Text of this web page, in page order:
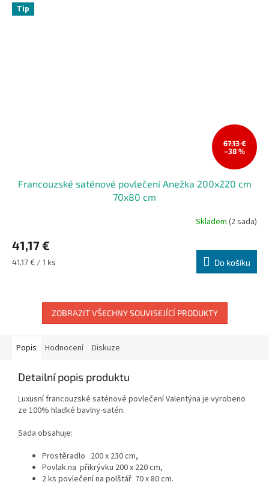
Tip
67,13 €
–38 %
Francouzské saténové povlečení Anežka 200x220 cm
70x80 cm
Skladem (2 sada)
41,17 €
Měrná
41,17 € / 1 ks Do košíku
ZOBRAZIT VŠECHNY SOUVISEJÍCÍ PRODUKTY
Popis Hodnocení Diskuze
Detailní popis produktu
Luxusní francouzské saténové povlečení Valentýna je vyrobeno
ze 100% hladké bavlny-satén.
Sada obsahuje:
Prostěradlo 200 x 230 cm,
Povlak na přikrývku 200 x 220 cm,
2 ks povlečení na polštář 70 x 80 cm.